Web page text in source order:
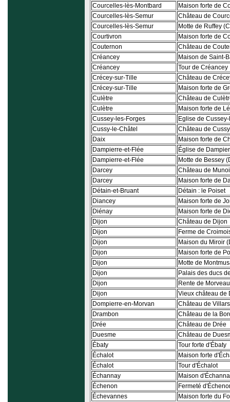
Courcelles-lès-Montbard
Maison forte de
Courcelles-lès-Semur
Château de
Courcelles-lès-Semur
Motte de Ruffey
Courtivron
Maison forte de
Couternon
Château de
Créancey
Maison de Saint-
Créancey
Tour de Créancey
Crécey-sur-Tille
Château de
Crécey-sur-Tille
Maison forte de
Culètre
Château de
Culètre
Maison forte de
Cussey-les-Forges
Eglise de
Cussy-le-Châtel
Château de
Daix
Maison forte de
Dampierre-et-Flée
Église de
Dampierre-et-Flée
Motte de Bessey
Darcey
Château de
Darcey
Maison forte de
Détain-et-Bruant
Détain : le Poiset
Diancey
Maison forte de
Diénay
Maison forte de
Dijon
Château de Dijon
Dijon
Ferme de
Dijon
Maison du Miroir
Dijon
Maison forte de
Dijon
Motte de
Dijon
Palais des ducs
Dijon
Rente de
Dijon
Vieux château de
Dompierre-en-Morvan
Château de
Drambon
Château de la
Drée
Château de Drée
Duesme
Château de
Ébaty
Tour forte d'Ébaty
Échalot
Maison forte
Échalot
Tour d'Échalot
Échannay
Maison
Échenon
Fermeté
Échevannes
Maison forte du